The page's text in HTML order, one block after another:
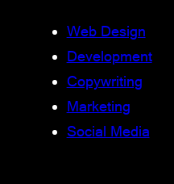
Web Design
Development
Copywriting
Marketing
Social Media